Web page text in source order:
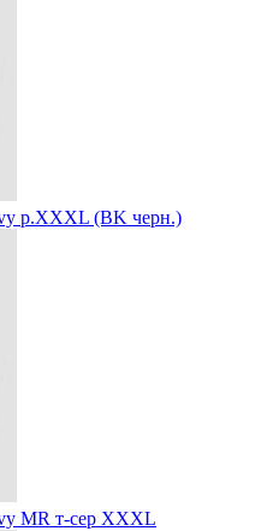
р.XXXL (BK черн.)
MR т-сер XXXL